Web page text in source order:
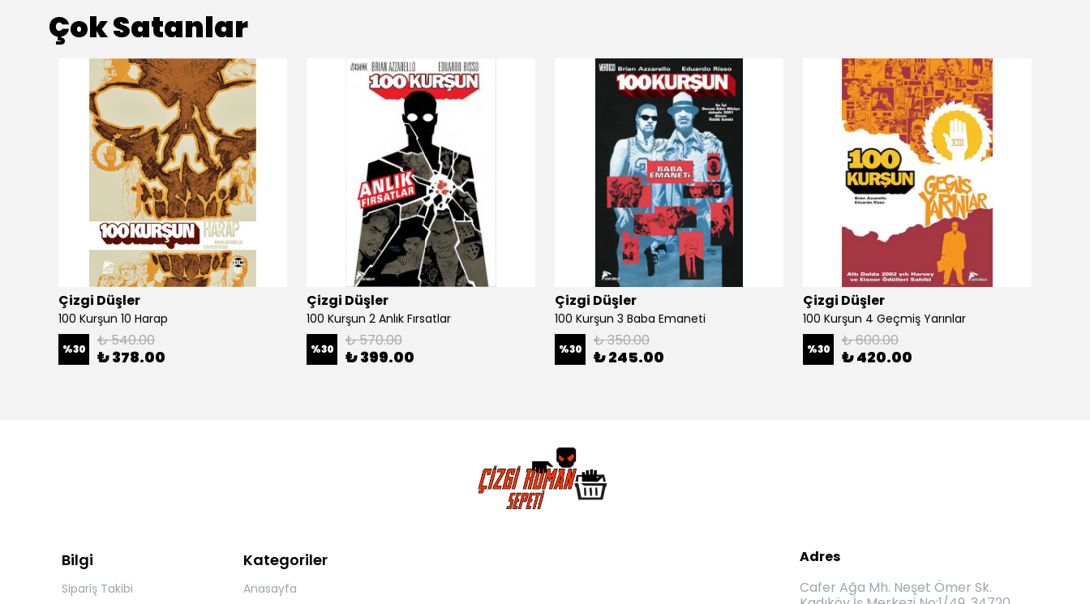
Çok Satanlar
Çizgi Düşler
100 Kurşun 10 Harap
%30 ₺ 540.00
₺ 378.00
Çizgi Düşler
100 Kurşun 2 Anlık Fırsatlar
%30 ₺ 570.00
₺ 399.00
Çizgi Düşler
100 Kurşun 3 Baba Emaneti
%30 ₺ 350.00
₺ 245.00
Çizgi Düşler
100 Kurşun 4 Geçmiş Yarınlar
%30 ₺ 600.00
₺ 420.00
Bilgi
Sipariş Takibi
Kategoriler
Anasayfa
Adres
Cafer Ağa Mh. Neşet Ömer Sk.